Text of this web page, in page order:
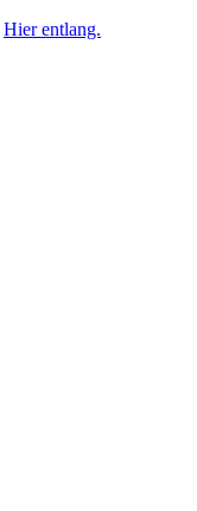
Hier entlang.